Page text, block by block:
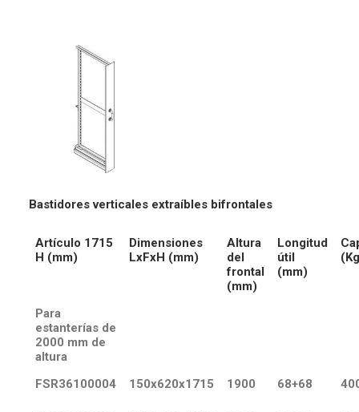
Bastidores verticales extraíbles bifrontales
Artículo 1715
H (mm)
Dimensiones
LxFxH (mm)
Altura
del
frontal
(mm)
Longitud
útil
(mm)
Para
estanterías de
2000 mm de
altura
FSR36100004
150x620x1715 1900 68+68